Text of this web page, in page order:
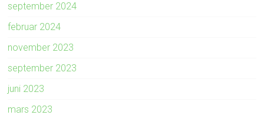
september 2024
februar 2024
november 2023
september 2023
juni 2023
mars 2023